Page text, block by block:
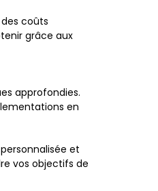
coûts
grâce aux
approfondies.
en
et
vos objectifs de